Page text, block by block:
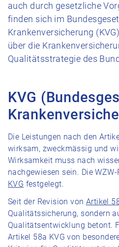
auch durch gesetzliche
finden sich im
Krankenversicherung
über die
Qualitätsstrategie des
KVG
Die Leistungen nach den
wirksam, zweckmässig und
Wirksamkeit muss nach
nachgewiesen sein. Die
KVG festgelegt.
Seit der Revision von Artikel
Qualitätssicherung, sondern
Qualitätsentwicklung betont.
Artikel 58a KVG von